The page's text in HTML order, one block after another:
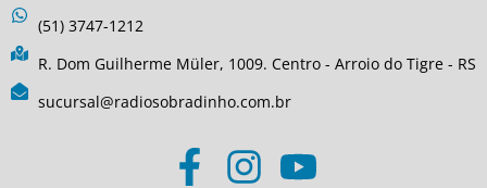
(51) 3747-1212
R. Dom Guilherme Müler, 1009. Centro - Arroio do Tigre - RS
sucursal@radiosobradinho.com.br